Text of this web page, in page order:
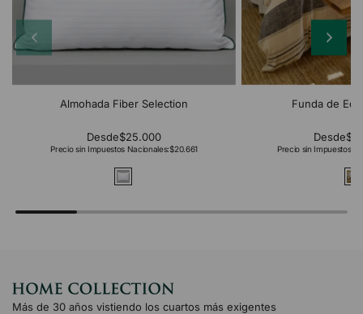
Almohada Fiber Selection
Desde$25.000
Precio sin Impuestos Nacionales:$20.661
Funda de
Desde
Precio sin Impuestos
Más de 30 años vistiendo los cuartos más exigentes